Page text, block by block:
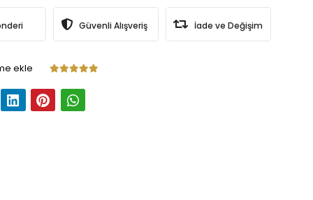
Güvenli Alışveriş İade ve Değişim
ekle